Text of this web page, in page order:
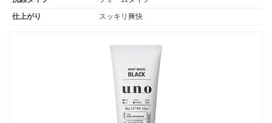
仕上がり
スッキリ爽快